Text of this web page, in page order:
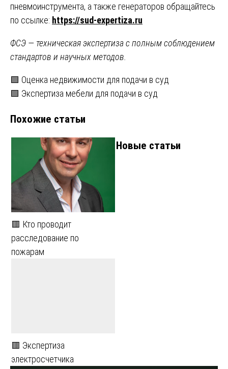
пневмоинструмента, а также генераторов обращайтесь
по ссылке: https://sud-expertiza.ru
ФСЭ — техническая экспертиза с полным соблюдением
стандартов и научных методов.
Навигация
записям
🟩 Оценка недвижимости для подачи в суд
🟩 Экспертиза мебели для подачи в суд
Похожие статьи
🟥 Кто проводит
расследование по
пожарам
🟥 Экспертиза
электросчетчика
Новые статьи